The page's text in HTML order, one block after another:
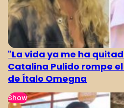
"La vida ya me ha
Catalina Pulido rompe
de Ítalo Omegna
Show